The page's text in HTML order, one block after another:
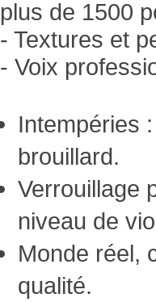
plus de 1500
- Textures et
- Voix
Intempéries
brouillard.
Verrouillage
niveau de
Monde réel,
qualité.